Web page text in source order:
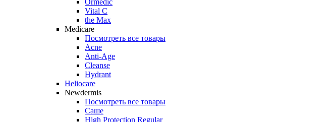
Ormedic
Vital C
the Max
Medicare
Посмотреть все товары
Acne
Anti‑Age
Cleanse
Hydrant
Heliocare
Newdermis
Посмотреть все товары
Саше
High Protection Regular